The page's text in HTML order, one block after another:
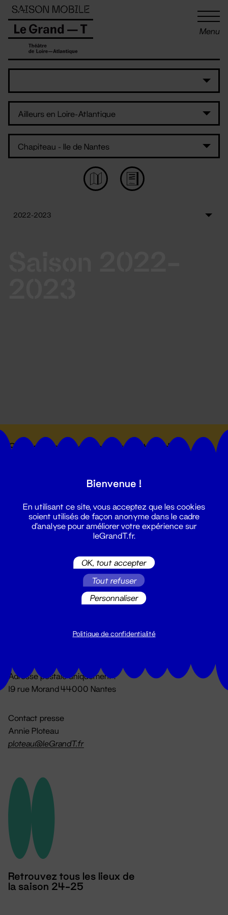
Menu
Suivez toutes les actualités du
Du lundi au vendredi 14h → 18h
Adresse postale uniquement :
19 rue Morand 44000 Nantes
Contact presse
Annie Ploteau
ploteau@leGrandT.fr
Retrouvez tous les lieux de
la saison 24-25
Panneau de gestion des cookies
Bienvenue !
En utilisant ce site, vous acceptez que les cookies
soient utilisés de façon anonyme dans le cadre
d'analyse pour améliorer votre expérience sur
leGrandT.fr.
OK, tout accepter
Tout refuser
Personnaliser
Politique de confidentialité